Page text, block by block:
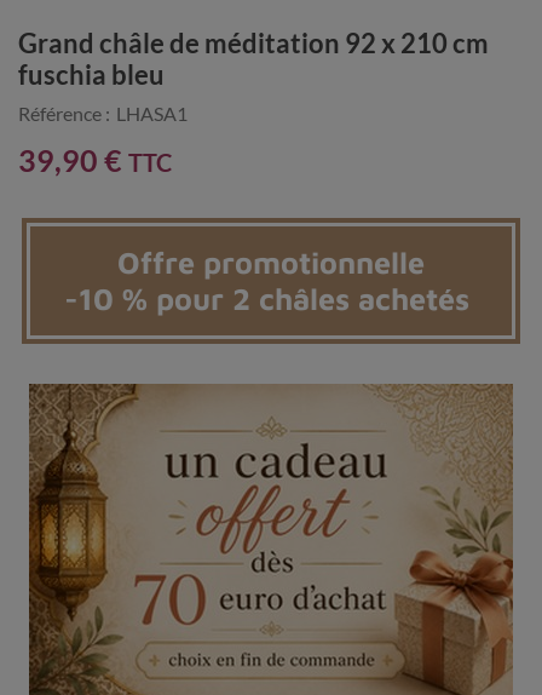
Grand châle de méditation 92 x 210 cm
fuschia bleu
Référence : LHASA1
39,90 € TTC
Offre promotionnelle
-10 % pour 2 châles achetés